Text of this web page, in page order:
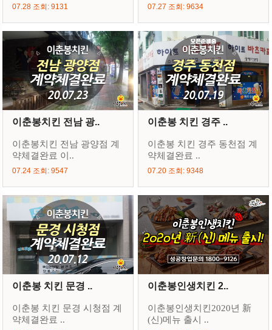
07.28 조회: 9131 07.27 조회: 9634
이춘봉치킨 전남 광..
이춘봉치킨 전남 광양점 계
약체결완료 이..
07.24 조회: 9547
이춘봉 치킨 경주 ..
이춘봉 치킨 경주 동천점 계
약체결완료 ..
07.20 조회: 9348
이춘봉 치킨 문경 ..
이춘봉 치킨 문경 시청점 계
약체결완료 ..
이춘봉인생치킨 2..
이춘봉인생치킨2020년 新
(신)메뉴 출시 ..